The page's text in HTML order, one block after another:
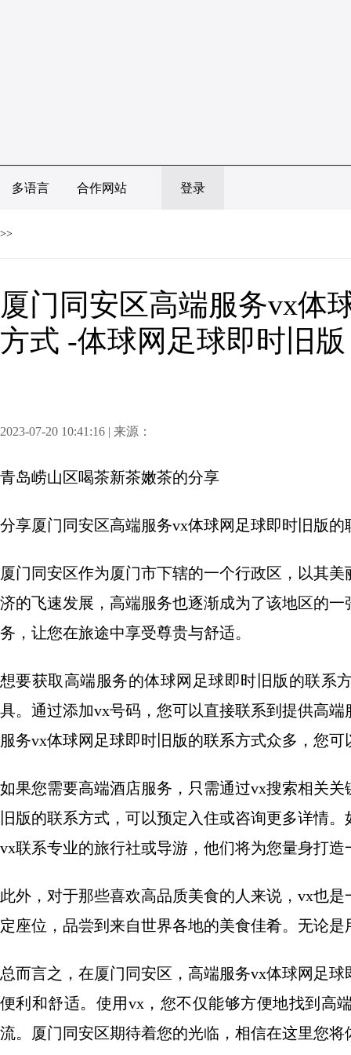
多语言 合作网站 登录
>>
厦门同安区高端服务vx体
方式 -体球网足球即时旧版
2023-07-20 10:41:16 | 来源：
青岛崂山区喝茶新茶嫩茶的分享
分享厦门同安区高端服务vx体球网足球即时旧版的
厦门同安区作为厦门市下辖的一个行政区，以其
济的飞速发展，高端服务也逐渐成为了该地区的
务，让您在旅途中享受尊贵与舒适。
想要获取高端服务的体球网足球即时旧版的联系
具。通过添加vx号码，您可以直接联系到提供高
服务vx体球网足球即时旧版的联系方式众多，您
如果您需要高端酒店服务，只需通过vx搜索相关
旧版的联系方式，可以预定入住或咨询更多详情
vx联系专业的旅行社或导游，他们将为您量身打
此外，对于那些喜欢高品质美食的人来说，vx也
定座位，品尝到来自世界各地的美食佳肴。无论
总而言之，在厦门同安区，高端服务vx体球网足
便利和舒适。使用vx，您不仅能够方便地找到高
流。厦门同安区期待着您的光临，相信在这里您